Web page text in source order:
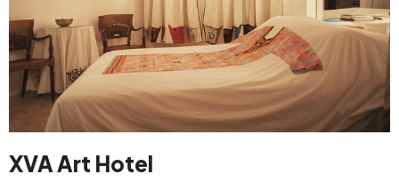
XVA Art Hotel